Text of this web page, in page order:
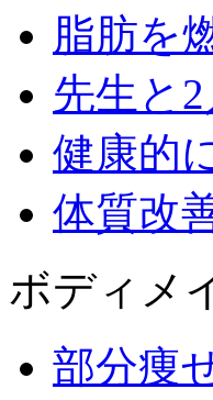
脂肪を
先生と
健康的
体質改
ボディメ
部分痩